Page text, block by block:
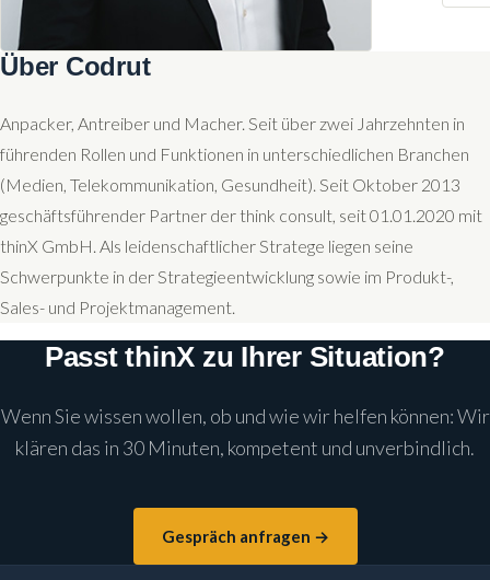
Über Codrut
Anpacker, Antreiber und Macher. Seit über zwei Jahrzehnten in
führenden Rollen und Funktionen in unterschiedlichen Branchen
(Medien, Telekommunikation, Gesundheit). Seit Oktober 2013
geschäftsführender Partner der think consult, seit 01.01.2020 mit
thinX GmbH. Als leidenschaftlicher Stratege liegen seine
Schwerpunkte in der Strategieentwicklung sowie im Produkt-,
Sales- und Projektmanagement.
Passt thinX zu Ihrer Situation?
Wenn Sie wissen wollen, ob und wie wir helfen können: Wir
klären das in 30 Minuten, kompetent und unverbindlich.
Gespräch anfragen →